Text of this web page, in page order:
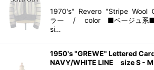
1970's" Revero "Stripe Wool
ラー / color ■ベージュ
si…
1950's "GREWE" Lettered
NAVY/WHITE LINE size S - M